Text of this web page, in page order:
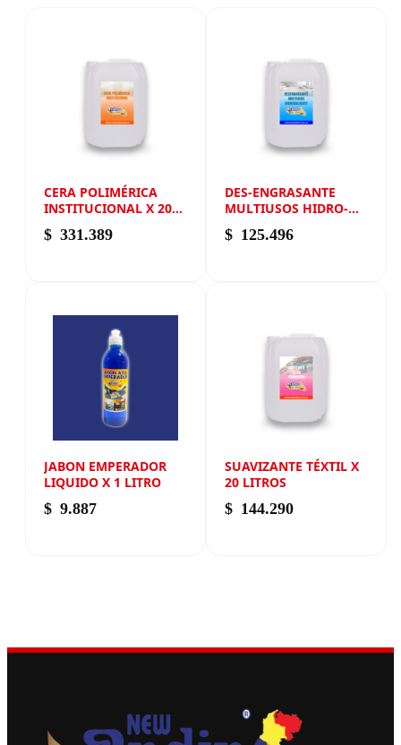
CERA POLIMÉRICA
INSTITUCIONAL X 20
LITROS
$ 331.389
DES-ENGRASANTE
MULTIUSOS HIDRO-
SOLVENTE X 20 LITROS
$ 125.496
JABON EMPERADOR
LIQUIDO X 1 LITRO
$ 9.887
SUAVIZANTE TÉXTIL X
20 LITROS
$ 144.290